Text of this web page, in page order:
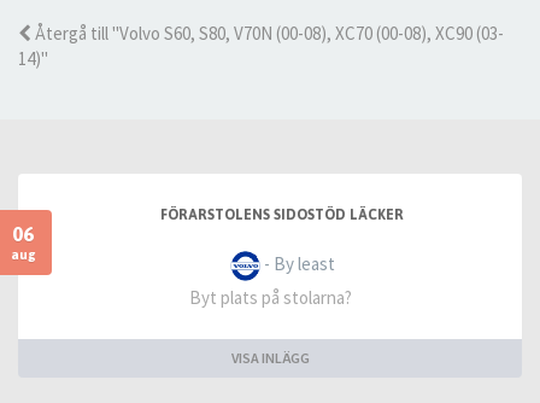
Återgå till "Volvo S60, S80, V70N (00-08), XC70 (00-08), XC90 (03-
14)"
06
aug
FÖRARSTOLENS SIDOSTÖD LÄCKER
- By least
Byt plats på stolarna?
VISA INLÄGG